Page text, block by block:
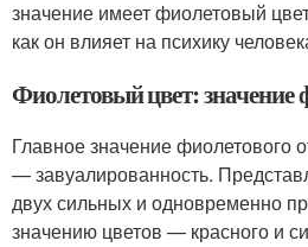
значение имеет фиолетовый
как он влияет на психику
Фиолетовый цвет: значение
Главное значение фиолетового
— завуалированность.
двух сильных и одновременно
значению цветов — красного и